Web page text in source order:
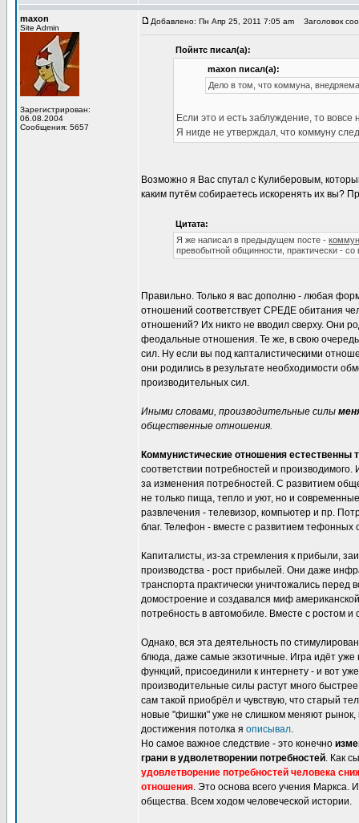
maxon
Site Admin
Зарегистрирован:
06.08.2004
Сообщения: 5657
Добавлено: Пн Апр 25, 2011 7:05 am Заголовок
Пойнтс писал(а):
maxon писал(а):
Дело в том, что коммуна,
Если это и есть заблуждение, то
Я нигде не утверждал, что коммуну
Возможно я Вас спутал с Кулиберовым,
каким путём собираетесь искоренять их вы?
Цитата:
Я же написал в предыдущем посте -
превобытной общинности, практически -
Правильно. Только я вас дополню - любая
отношений соответствует СРЕДЕ обитания
отношений? Их никто не вводил сверху. Они
феодальные отношения. Те же, в свою
сил. Ну если вы под капталистическими
они родились в результате необходимости
производительных сил.
Иными словами, производительные силы
общественные отношения.
Коммунистические отношения естественны
соответствии потребностей и
за изменения потребностей. С развитием
не только пища, тепло и уют, но и
развлечения - телевизор, компьютер и пр.
благ. Телефон - вместе с развитием тефонных
Капиталисты, из-за стремления к прибыли,
производства - рост прибылей. Они даже
транспорта практически уничтожались
домостроение и создавался миф
потребность в автомобиле. Вместе с ростом и
Однако, вся эта деятельность по
блюда, даже самые экзотичные. Игра идёт
функций, присоединили к интернету - и вот
производительные силы растут много
сам такой приобрёл и чувствую, что старый
новые "фишки" уже не слишком меняют рынок,
достижения потолка я описывал.
Но самое важное следствие - это конечно
грани в удволетворении потребностей. Как
удовлетворение потребностей человека
отношения. Это основа всего учения Маркса.
общества. Всем ходом человеческой истории.